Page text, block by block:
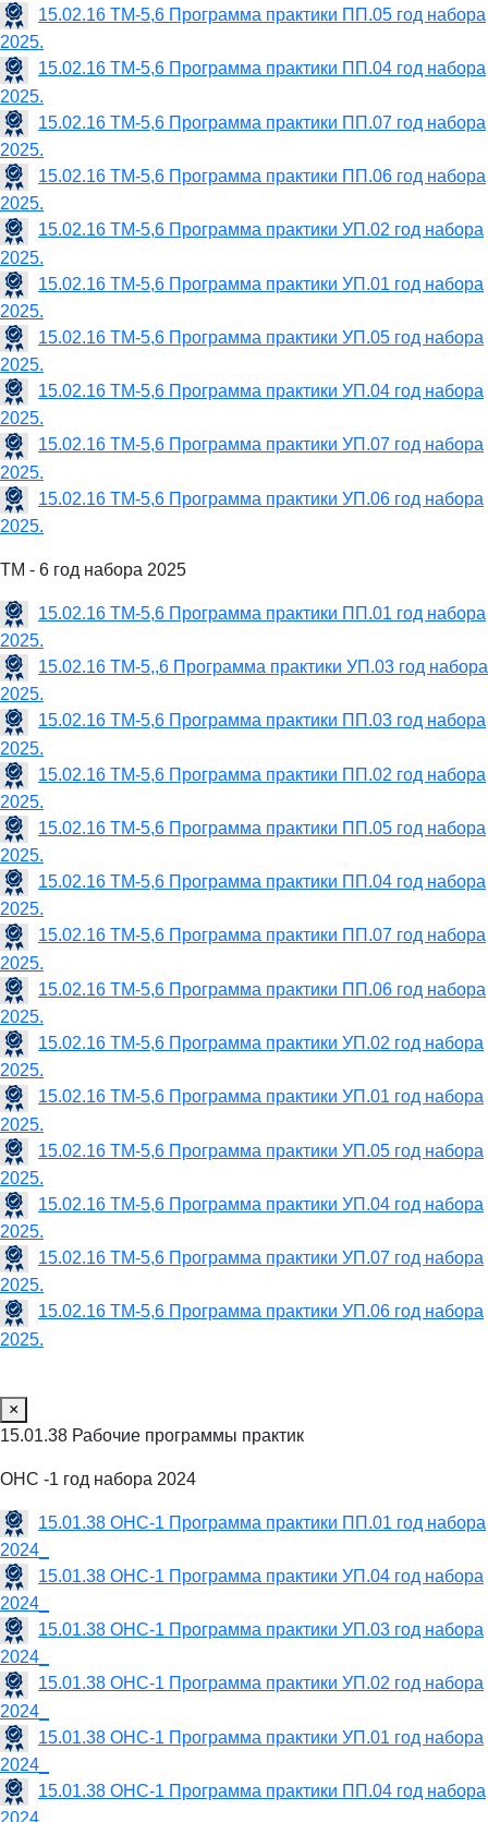
15.02.16 ТМ-5,6 Программа практики ПП.05 год набора
2025.
15.02.16 ТМ-5,6 Программа практики ПП.04 год набора
2025.
15.02.16 ТМ-5,6 Программа практики ПП.07 год набора
2025.
15.02.16 ТМ-5,6 Программа практики ПП.06 год набора
2025.
15.02.16 ТМ-5,6 Программа практики УП.02 год набора
2025.
15.02.16 ТМ-5,6 Программа практики УП.01 год набора
2025.
15.02.16 ТМ-5,6 Программа практики УП.05 год набора
2025.
15.02.16 ТМ-5,6 Программа практики УП.04 год набора
2025.
15.02.16 ТМ-5,6 Программа практики УП.07 год набора
2025.
15.02.16 ТМ-5,6 Программа практики УП.06 год набора
2025.
ТМ - 6 год набора 2025
15.02.16 ТМ-5,6 Программа практики ПП.01 год набора
2025.
15.02.16 ТМ-5,,6 Программа практики УП.03 год набора
2025.
15.02.16 ТМ-5,6 Программа практики ПП.03 год набора
2025.
15.02.16 ТМ-5,6 Программа практики ПП.02 год набора
2025.
15.02.16 ТМ-5,6 Программа практики ПП.05 год набора
2025.
15.02.16 ТМ-5,6 Программа практики ПП.04 год набора
2025.
15.02.16 ТМ-5,6 Программа практики ПП.07 год набора
2025.
15.02.16 ТМ-5,6 Программа практики ПП.06 год набора
2025.
15.02.16 ТМ-5,6 Программа практики УП.02 год набора
2025.
15.02.16 ТМ-5,6 Программа практики УП.01 год набора
2025.
15.02.16 ТМ-5,6 Программа практики УП.05 год набора
2025.
15.02.16 ТМ-5,6 Программа практики УП.04 год набора
2025.
15.02.16 ТМ-5,6 Программа практики УП.07 год набора
2025.
15.02.16 ТМ-5,6 Программа практики УП.06 год набора
2025.
×
15.01.38 Рабочие программы практик
ОНС -1 год набора 2024
15.01.38 ОНС-1 Программа практики ПП.01 год набора
2024_
15.01.38 ОНС-1 Программа практики УП.04 год набора
2024_
15.01.38 ОНС-1 Программа практики УП.03 год набора
2024_
15.01.38 ОНС-1 Программа практики УП.02 год набора
2024_
15.01.38 ОНС-1 Программа практики УП.01 год набора
2024_
15.01.38 ОНС-1 Программа практики ПП.04 год набора